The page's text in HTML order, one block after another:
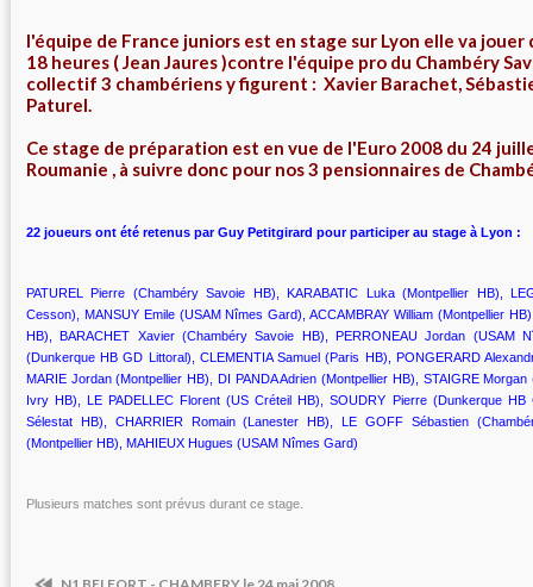
l'équipe de France juniors est en stage sur Lyon elle va jouer
18 heures ( Jean Jaures )contre l'équipe pro du Chambéry
collectif 3 chambériens y figurent : Xavier Barachet,
Paturel.
Ce stage de préparation est en vue de l'Euro 2008 du 24
Roumanie , à suivre donc pour nos 3 pensionnaires de
22 joueurs ont été retenus par Guy Petitgirard pour participer au stage à Lyon :
PATUREL Pierre (Chambéry Savoie HB), KARABATIC Luka (Montpellier HB),
Cesson), MANSUY Emile (USAM Nîmes Gard), ACCAMBRAY William (Montpellier
HB), BARACHET Xavier (Chambéry Savoie HB), PERRONEAU Jordan (USAM
(Dunkerque HB GD Littoral), CLEMENTIA Samuel (Paris HB), PONGERARD
MARIE Jordan (Montpellier HB), DI PANDA Adrien (Montpellier HB), STAIGRE
Ivry HB), LE PADELLEC Florent (US Créteil HB), SOUDRY Pierre (Dunkerque
Sélestat HB), CHARRIER Romain (Lanester HB), LE GOFF Sébastien
(Montpellier HB), MAHIEUX Hugues (USAM Nîmes Gard)
Plusieurs matches sont prévus durant ce stage.